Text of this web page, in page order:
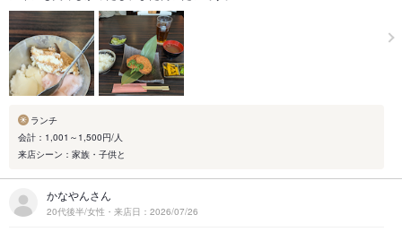
ランチ
会計：1,001～1,500円/人
来店シーン：家族・子供と
かなやんさん
20代後半/女性・来店日：2026/07/26